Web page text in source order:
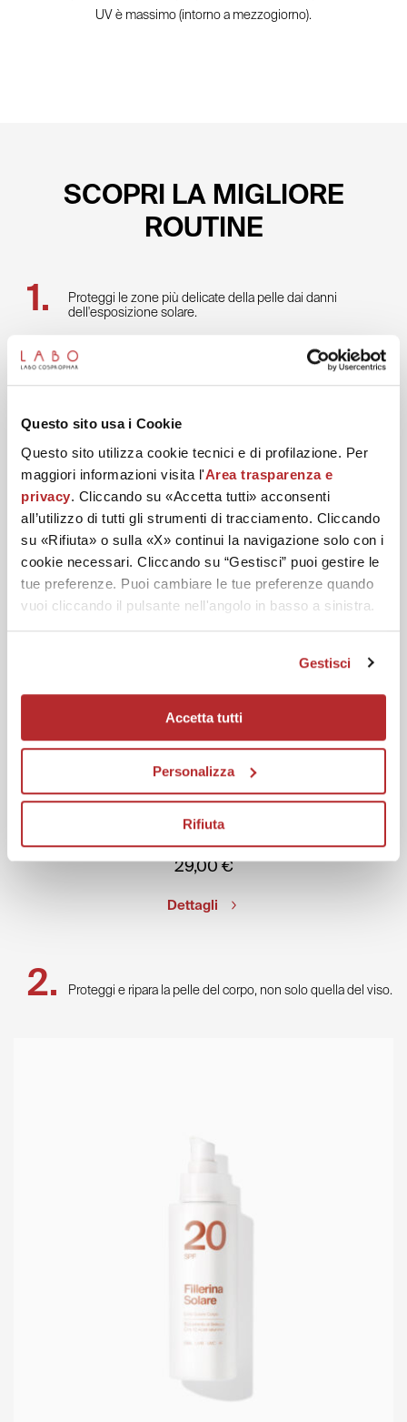
Questo sito usa i Cookie
Questo sito utilizza cookie tecnici e di profilazione. Per
maggiori informazioni visita l'Area trasparenza e
privacy. Cliccando su «Accetta tutti» acconsenti
all’utilizzo di tutti gli strumenti di tracciamento. Cliccando
su «Rifiuta» o sulla «X» continui la navigazione solo con i
cookie necessari. Cliccando su “Gestisci” puoi gestire le
tue preferenze. Puoi cambiare le tue preferenze quando
vuoi cliccando il pulsante nell'angolo in basso a sinistra.
Gestisci
Accetta tutti
Personalizza
Rifiuta
UV è massimo (intorno a mezzogiorno).
SCOPRI LA MIGLIORE
ROUTINE
Proteggi le zone più delicate della pelle dai danni
dell'esposizione solare.
Fillerina Solare Stick Solare – SPF 50
29,00€
Dettagli
Proteggi e ripara la pelle del corpo, non solo quella del viso.